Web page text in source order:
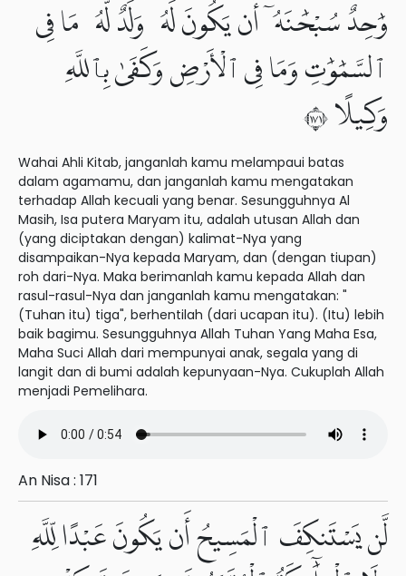
وَٰحِدٌ سُبْحَٰنَهُۥٓ أَن يَكُونَ لَهُۥ وَلَدٌ لَّهُۥ مَا فِى
ٱلسَّمَٰوَٰتِ وَمَا فِى ٱلْأَرْضِ وَكَفَىٰ بِٱللَّهِ
وَكِيلًا ١٧١
Wahai Ahli Kitab, janganlah kamu melampaui batas
dalam agamamu, dan janganlah kamu mengatakan
terhadap Allah kecuali yang benar. Sesungguhnya Al
Masih, Isa putera Maryam itu, adalah utusan Allah dan
(yang diciptakan dengan) kalimat-Nya yang
disampaikan-Nya kepada Maryam, dan (dengan tiupan)
roh dari-Nya. Maka berimanlah kamu kepada Allah dan
rasul-rasul-Nya dan janganlah kamu mengatakan: "
(Tuhan itu) tiga", berhentilah (dari ucapan itu). (Itu) lebih
baik bagimu. Sesungguhnya Allah Tuhan Yang Maha Esa,
Maha Suci Allah dari mempunyai anak, segala yang di
langit dan di bumi adalah kepunyaan-Nya. Cukuplah Allah
menjadi Pemelihara.
An Nisa : 171
لَّن يَسْتَنكِفَ ٱلْمَسِيحُ أَن يَكُونَ عَبْدًا لِّلَّهِ